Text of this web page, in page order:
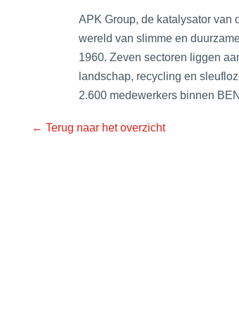
APK Group, de katalysator van
wereld van slimme en
1960. Zeven sectoren liggen
landschap, recycling en
2.600 medewerkers binnen
← Terug naar het overzicht